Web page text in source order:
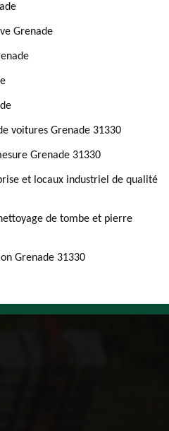
Grenade
voitures Grenade 31330
Grenade 31330
et locaux industriel de qualité
de tombe et pierre
Grenade 31330